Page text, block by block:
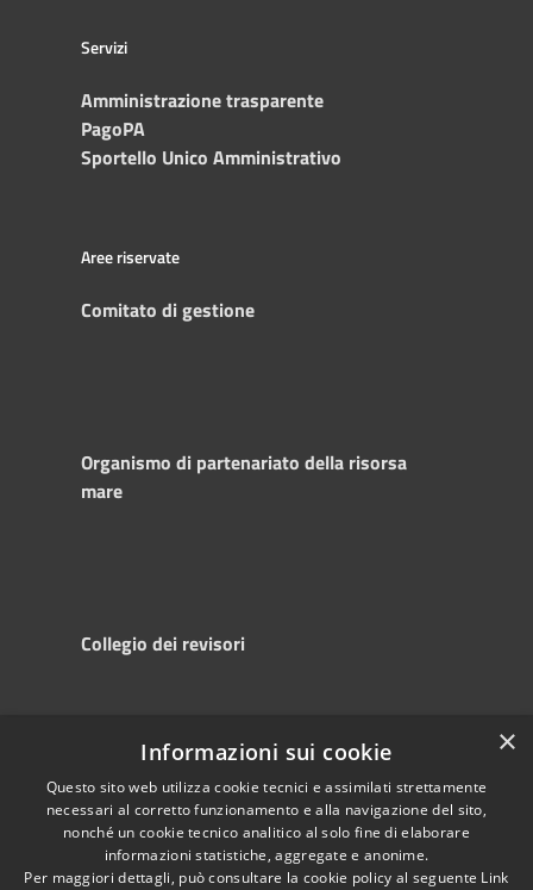
Servizi
Amministrazione trasparente
PagoPA
Sportello Unico Amministrativo
Aree riservate
Comitato di gestione
Organismo di partenariato della risorsa
mare
Collegio dei revisori
Accessibility
Privacy
Cookie
Sitemap
Copyright © 2025
Autorità di
Sistema Portuale
del Mare Adriatico
Centrale
×
Informazioni sui cookie
Questo sito web utilizza cookie tecnici e assimilati strettamente
necessari al corretto funzionamento e alla navigazione del sito,
nonché un cookie tecnico analitico al solo fine di elaborare
informazioni statistiche, aggregate e anonime.
Per maggiori dettagli, può consultare la cookie policy al seguente Link